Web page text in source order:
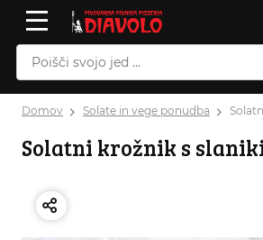
Domov Solate in vege ponudba
Solatni krožnik s